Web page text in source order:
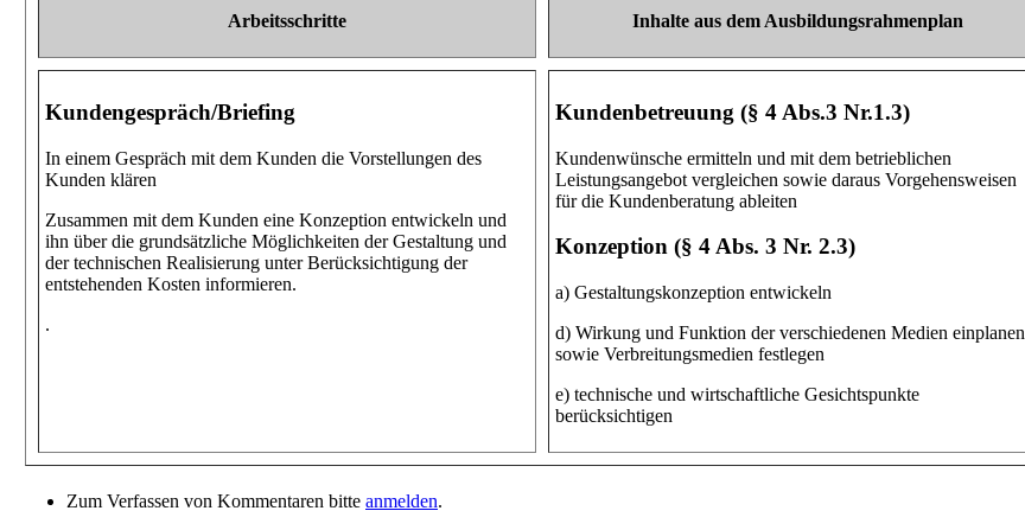
Arbeitsschritte Inhalte aus dem Ausbildungsrahmenplan
Kundengespräch/Briefing
In einem Gespräch mit dem Kunden die Vorstellungen des
Kunden klären
Zusammen mit dem Kunden eine Konzeption entwickeln und
ihn über die grundsätzliche Möglichkeiten der Gestaltung und
der technischen Realisierung unter Berücksichtigung der
entstehenden Kosten informieren.
.
Kundenbetreuung (§ 4 Abs.3 Nr.1.3)
Kundenwünsche ermitteln und mit dem betrieblichen
Leistungsangebot vergleichen sowie daraus Vorgehensweisen
für die Kundenberatung ableiten
Konzeption (§ 4 Abs. 3 Nr. 2.3)
a) Gestaltungskonzeption entwickeln
d) Wirkung und Funktion der verschiedenen Medien einplanen
sowie Verbreitungsmedien festlegen
e) technische und wirtschaftliche Gesichtspunkte
berücksichtigen
Zum Verfassen von Kommentaren bitte anmelden.